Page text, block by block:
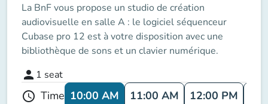
La BnF vous propose un studio de création
audiovisuelle en salle A : le logiciel séquenceur
Cubase pro 12 est à votre disposition avec une
bibliothèque de sons et un clavier numérique.
person 1 seat
schedule Time 10:00 AM 11:00 AM 12:00 PM